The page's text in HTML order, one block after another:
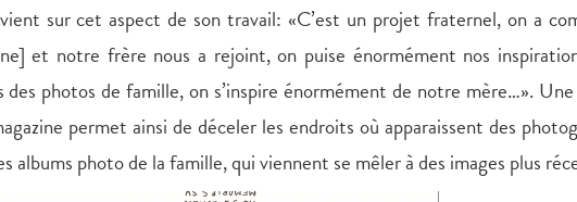
sur cet aspect de son travail: «C’est un projet fraternel, on a
et notre frère nous a rejoint, on puise énormément nos
des photos de famille, on s’inspire énormément de notre mère…».
permet ainsi de déceler les endroits où apparaissent des
albums photo de la famille, qui viennent se mêler à des images plus